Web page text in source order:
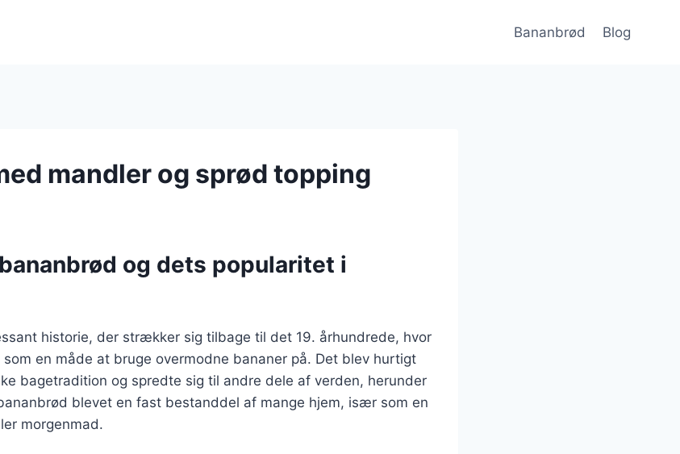
Bananbrød Blog
mandler og sprød topping
og dets popularitet i
historie, der strækker sig tilbage til det 19. århundrede, hvor
en måde at bruge overmodne bananer på. Det blev hurtigt
bagetradition og spredte sig til andre dele af verden, herunder
blevet en fast bestanddel af mange hjem, især som en
morgenmad.